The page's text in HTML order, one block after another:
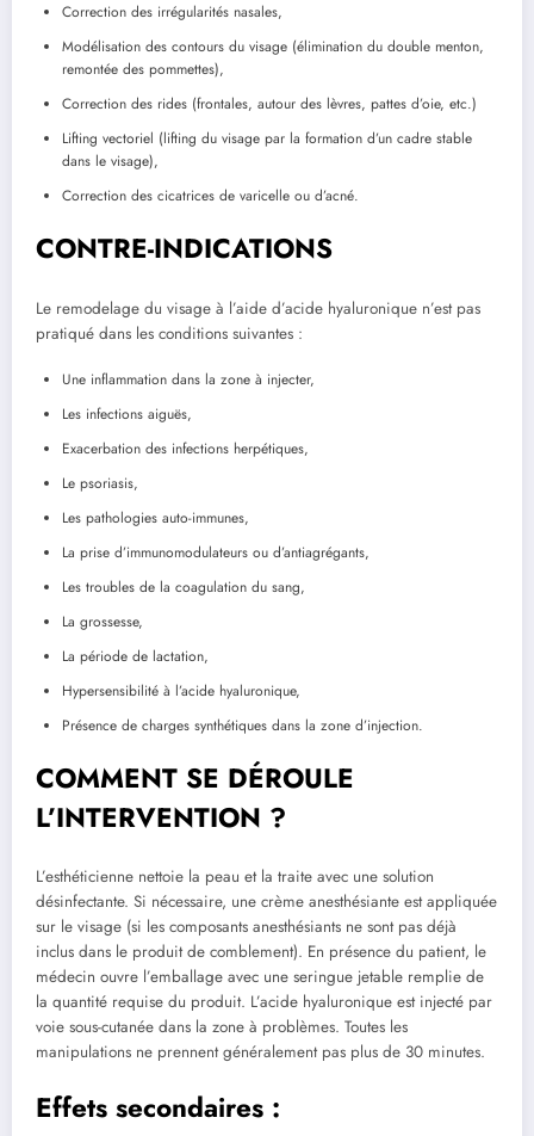
Correction des irrégularités nasales,
Modélisation des contours du visage (élimination du double menton,
remontée des pommettes),
Correction des rides (frontales, autour des lèvres, pattes d’oie, etc.)
Lifting vectoriel (lifting du visage par la formation d’un cadre stable
dans le visage),
Correction des cicatrices de varicelle ou d’acné.
CONTRE-INDICATIONS
Le remodelage du visage à l’aide d’acide hyaluronique n’est pas
pratiqué dans les conditions suivantes :
Une inflammation dans la zone à injecter,
Les infections aiguës,
Exacerbation des infections herpétiques,
Le psoriasis,
Les pathologies auto-immunes,
La prise d’immunomodulateurs ou d’antiagrégants,
Les troubles de la coagulation du sang,
La grossesse,
La période de lactation,
Hypersensibilité à l’acide hyaluronique,
Présence de charges synthétiques dans la zone d’injection.
COMMENT SE DÉROULE
L’INTERVENTION ?
L’esthéticienne nettoie la peau et la traite avec une solution
désinfectante. Si nécessaire, une crème anesthésiante est appliquée
sur le visage (si les composants anesthésiants ne sont pas déjà
inclus dans le produit de comblement). En présence du patient, le
médecin ouvre l’emballage avec une seringue jetable remplie de
la quantité requise du produit. L’acide hyaluronique est injecté par
voie sous-cutanée dans la zone à problèmes. Toutes les
manipulations ne prennent généralement pas plus de 30 minutes.
Effets secondaires :